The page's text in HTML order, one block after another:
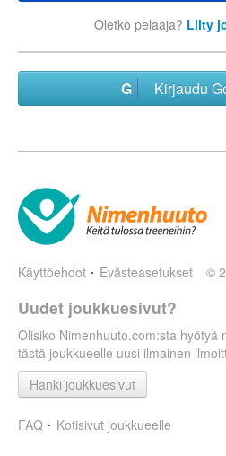
Oletko pelaaja? Liity
Kirjaudu
Käyttöehdot Evästeasetukset ©
Uudet joukkuesivut?
Olisiko Nimenhuuto.com:sta hyötyä
tästä joukkueelle uusi ilmainen
Hanki joukkuesivut
FAQ Kotisivut joukkueelle